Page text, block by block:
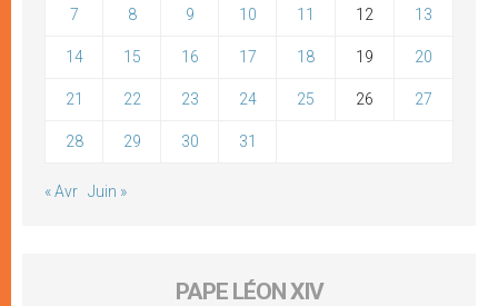
7 8 9 10 11 12 13
14 15 16 17 18 19 20
21 22 23 24 25 26 27
28 29 30 31
« Avr Juin »
PAPE LÉON XIV